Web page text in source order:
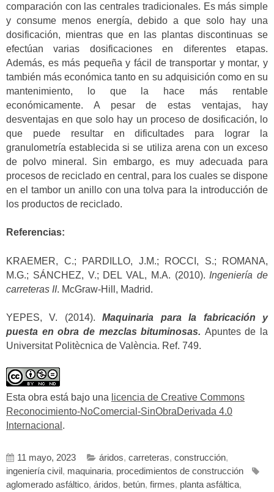
comparación con las centrales tradicionales. Es más simple
y consume menos energía, debido a que solo hay una
dosificación, mientras que en las plantas discontinuas se
efectúan varias dosificaciones en diferentes etapas.
Además, es más pequeña y fácil de transportar y montar, y
también más económica tanto en su adquisición como en su
mantenimiento, lo que la hace más rentable
económicamente. A pesar de estas ventajas, hay
desventajas en que solo hay un proceso de dosificación, lo
que puede resultar en dificultades para lograr la
granulometría establecida si se utiliza arena con un exceso
de polvo mineral. Sin embargo, es muy adecuada para
procesos de reciclado en central, para los cuales se dispone
en el tambor un anillo con una tolva para la introducción de
los productos de reciclado.
Referencias:
KRAEMER, C.; PARDILLO, J.M.; ROCCI, S.; ROMANA,
M.G.; SÁNCHEZ, V.; DEL VAL, M.A. (2010). Ingeniería de
carreteras II. McGraw-Hill, Madrid.
YEPES, V. (2014).Maquinaria para la fabricación y
puesta en obra de mezclas bituminosas. Apuntes de la
Universitat Politècnica de València. Ref. 749.
Esta obra está bajo una licencia de Creative Commons
Reconocimiento-NoComercial-SinObraDerivada 4.0
Internacional .
11 mayo, 2023 áridos, carreteras, construcción,
ingeniería civil , maquinaria, procedimientos de construcción
aglomerado asfáltico, áridos, betún, firmes, planta asfáltica,